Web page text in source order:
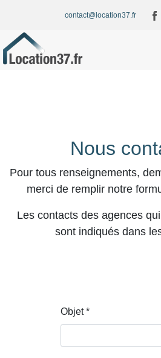
contact@location37.fr
Nous
Pour tous renseignements,
merci de remplir notre
Les contacts des agences
sont indiqués dans
Objet *